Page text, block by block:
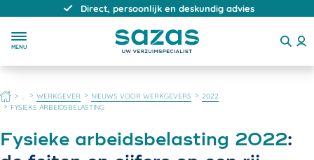
Direct, persoonlijk en deskundig advies
MENU
HOME WERKGEVER NIEUWS VOOR WERKGEVERS
2022
FYSIEKE ARBEIDSBELASTING
Fysieke arbeidsbelasting 2022: